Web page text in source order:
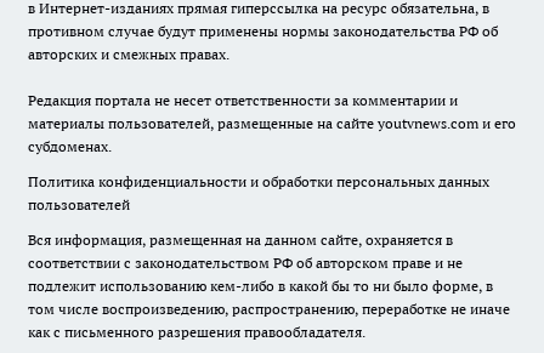
в Интернет-изданиях прямая гиперссылка на ресурс обязательна, в
противном случае будут применены нормы законодательства РФ об
авторских и смежных правах.
Редакция портала не несет ответственности за комментарии и
материалы пользователей, размещенные на сайте youtvnews.com и его
субдоменах.
Политика конфиденциальности и обработки персональных данных
пользователей
Вся информация, размещенная на данном сайте, охраняется в
соответствии с законодательством РФ об авторском праве и не
подлежит использованию кем-либо в какой бы то ни было форме, в
том числе воспроизведению, распространению, переработке не иначе
как с письменного разрешения правообладателя.